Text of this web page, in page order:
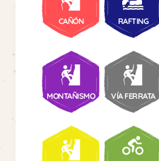
CAÑÓN RAFTING
MONTAÑISMO VÍA FERRATA